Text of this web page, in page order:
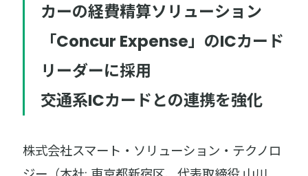
カーの経費精算ソリューション
「Concur Expense」のICカード
リーダーに採用
交通系ICカードとの連携を強化
株式会社スマート・ソリューション・テクノロ